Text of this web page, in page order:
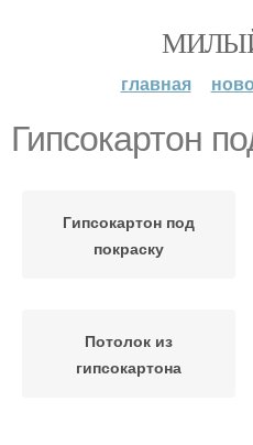
главная
Гипсокартон
Гипсокартон под
покраску
Потолок из
гипсокартона